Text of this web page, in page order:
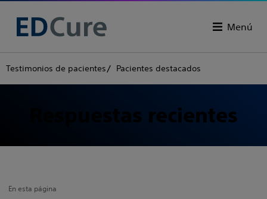
Menú
Testimonios de pacientes Pacientes destacados
Respuestas recientes
En esta página